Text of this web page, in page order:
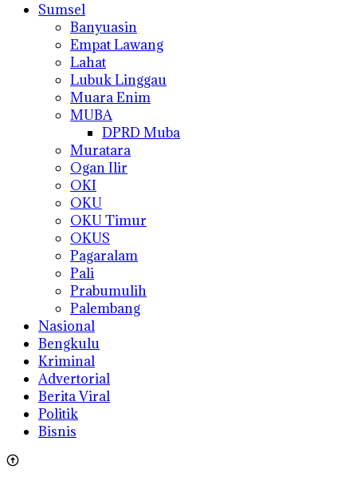
Sumsel
Banyuasin
Empat Lawang
Lahat
Lubuk Linggau
Muara Enim
MUBA
DPRD Muba
Muratara
Ogan Ilir
OKI
OKU
OKU Timur
OKUS
Pagaralam
Pali
Prabumulih
Palembang
Nasional
Bengkulu
Kriminal
Advertorial
Berita Viral
Politik
Bisnis